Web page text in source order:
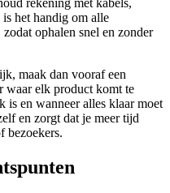
rekening met kabels,
het handig om alle
ophalen snel en zonder
maak dan vooraf een
waar elk product komt te
en wanneer alles klaar moet
en zorgt dat je meer tijd
bezoekers.